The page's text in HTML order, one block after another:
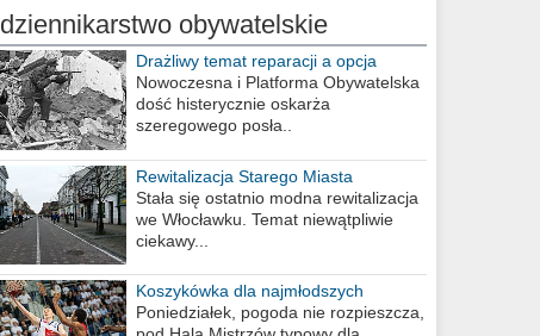
dziennikarstwo obywatelskie
Drażliwy temat reparacji a opcja
berlińska
Nowoczesna i Platforma Obywatelska
dość histerycznie oskarża
szeregowego posła..
Rewitalizacja Starego Miasta
Stała się ostatnio modna rewitalizacja
we Włocławku. Temat niewątpliwie
ciekawy...
Koszykówka dla najmłodszych
Poniedziałek, pogoda nie rozpieszcza,